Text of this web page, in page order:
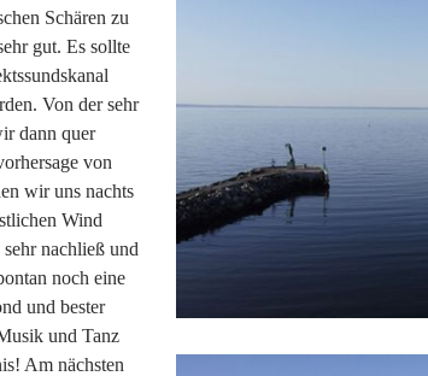
Schären zu
gut. Es sollte
Von der sehr
dann quer
von
wir uns nachts
Wind
nachließ und
noch eine
und bester
und Tanz
Am nächsten